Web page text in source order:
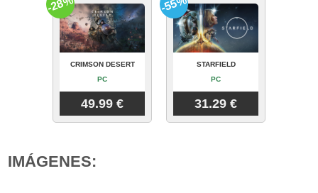
CRIMSON DESERT
PC
49.99 €
STARFIELD
PC
31.29 €
IMÁGENES: